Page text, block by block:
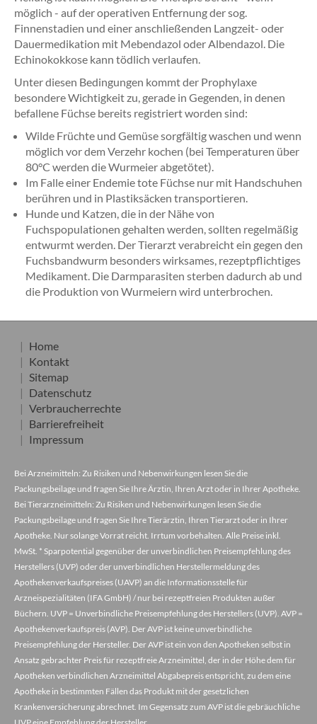
möglich - auf der operativen Entfernung der sog.
Finnenstadien und einer anschließenden Langzeit- oder
Dauermedikation mit Mebendazol oder Albendazol. Die
Echinokokkose kann tödlich verlaufen.
Unter diesen Bedingungen kommt der Prophylaxe
besondere Wichtigkeit zu, gerade in Gegenden, in denen
befallene Füchse bereits registriert worden sind:
Wilde Früchte und Gemüse sorgfältig waschen und wenn
möglich vor dem Verzehr kochen (bei Temperaturen über
80°C werden die Wurmeier abgetötet).
Im Falle einer Endemie tote Füchse nur mit Handschuhen
berühren und in Plastiksäcken transportieren.
Hunde und Katzen, die in der Nähe von
Fuchspopulationen gehalten werden, sollten regelmäßig
entwurmt werden. Der Tierarzt verabreicht ein gegen den
Fuchsbandwurm besonders wirksames, rezeptpflichtiges
Medikament. Die Darmparasiten sterben dadurch ab und
die Produktion von Wurmeiern wird unterbrochen.
Home
Kontakt
Sitemap
Datenschutz
Verbraucherrechte
Barrierefreiheit
Impressum
Bei Arzneimitteln: Zu Risiken und Nebenwirkungen lesen Sie die
Packungsbeilage und fragen Sie Ihre Ärztin, Ihren Arzt oder in Ihrer Apotheke.
Bei Tierarzneimitteln: Zu Risiken und Nebenwirkungen lesen Sie die
Packungsbeilage und fragen Sie Ihre Tierärztin, Ihren Tierarzt oder in Ihrer
Apotheke. Nur solange Vorrat reicht. Irrtum vorbehalten. Alle Preise inkl.
MwSt. * Sparpotential gegenüber der unverbindlichen Preisempfehlung des
Herstellers (UVP) oder der unverbindlichen Herstellermeldung des
Apothekenverkaufspreises (UAVP) an die Informationsstelle für
Arzneispezialitäten (IFA GmbH) / nur bei rezeptfreien Produkten außer
Büchern. UVP = Unverbindliche Preisempfehlung des Herstellers (UVP). AVP =
Apothekenverkaufspreis (AVP). Der AVP ist keine unverbindliche
Preisempfehlung der Hersteller. Der AVP ist ein von den Apotheken selbst in
Ansatz gebrachter Preis für rezeptfreie Arzneimittel, der in der Höhe dem für
Apotheken verbindlichen Arzneimittel Abgabepreis entspricht, zu dem eine
Apotheke in bestimmten Fällen das Produkt mit der gesetzlichen
Krankenversicherung abrechnet. Im Gegensatz zum AVP ist die gebräuchliche